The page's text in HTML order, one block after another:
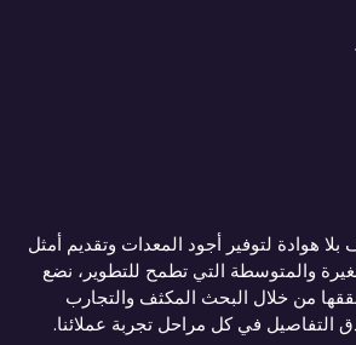
هوادة لتوفير أجود المعدات وتقديم أمثل
والمتوسطة التي تطمح للتطوير، نضع
من خلال البحث المكثف والتجارب
التفاصيل في كل مراحل تجربة عملائنا.